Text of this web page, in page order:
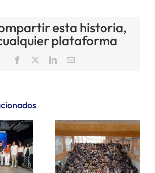
esta historia,
plataforma
Facebook LinkedInCorreo